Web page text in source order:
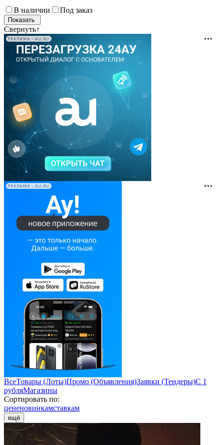
В наличии Под заказ
Свернуть↑
РЕКЛАМА • AU.RU
РЕКЛАМА • AU.RU
ВсеТовары (Лоты)Промо (Объявления)Заявки (Тендеры)С 1
рубляМагазины
Сортировать по:
цененовинкамставкам
ещё